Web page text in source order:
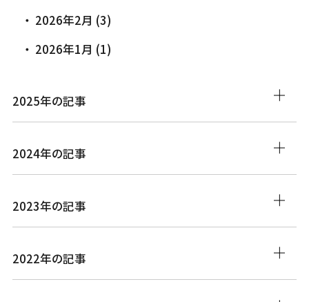
2026年2月 (3)
2026年1月 (1)
2025年の記事
2024年の記事
2023年の記事
2022年の記事